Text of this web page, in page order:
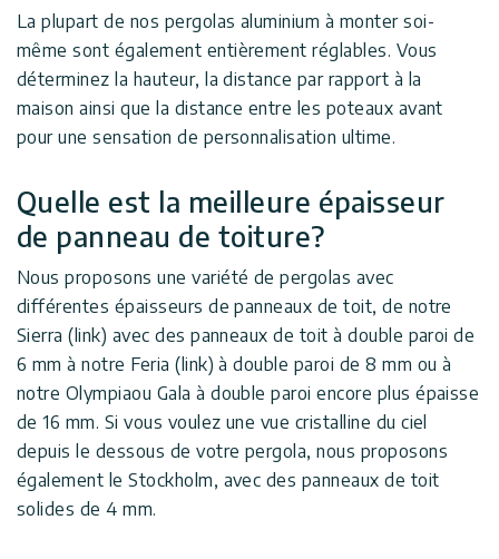
La plupart de nos pergolas aluminium à monter soi-
même sont également entièrement réglables. Vous
déterminez la hauteur, la distance par rapport à la
maison ainsi que la distance entre les poteaux avant
pour une sensation de personnalisation ultime.
Quelle est la meilleure épaisseur
de panneau de toiture?
Nous proposons une variété de pergolas avec
différentes épaisseurs de panneaux de toit, de notre
Sierra (link) avec des panneaux de toit à double paroi de
6 mm à notre Feria (link) à double paroi de 8 mm ou à
notre Olympiaou Gala à double paroi encore plus épaisse
de 16 mm. Si vous voulez une vue cristalline du ciel
depuis le dessous de votre pergola, nous proposons
également le Stockholm, avec des panneaux de toit
solides de 4 mm.